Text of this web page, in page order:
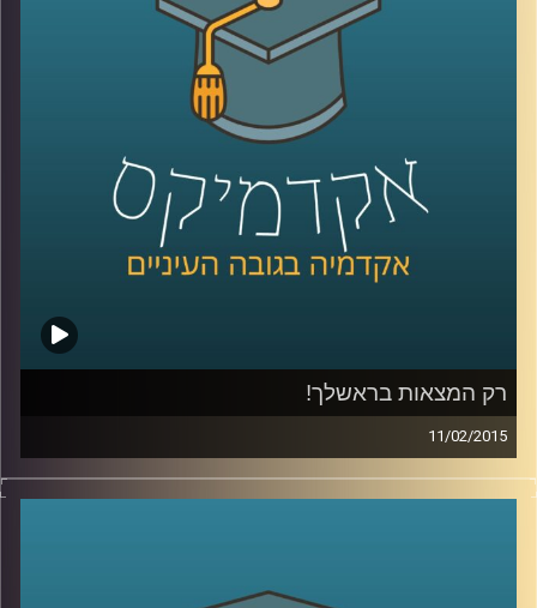
אנחנו רק חושבים שאנחנו מתקדמים. שיחת
שיווק שזורה באישיותו הפעלתנית והאופטימית
קרדיט תמונות: AudioVersity
רק המצאות בראשלך!
11/02/2015
דוקטור נעם למלשטרייך לטר, דיקן ומייסד
כבר במהלך לימודי הדוקטורט פרסם מאמרים